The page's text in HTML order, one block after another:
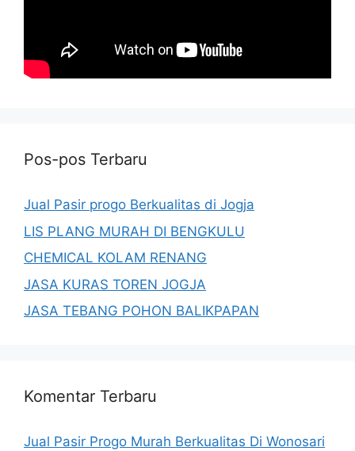
Pos-pos Terbaru
Jual Pasir progo Berkualitas di Jogja
LIS PLANG MURAH DI BENGKULU
CHEMICAL KOLAM RENANG
JASA KURAS TOREN JOGJA
JASA TEBANG POHON BALIKPAPAN
Komentar Terbaru
Jual Pasir Progo Murah Berkualitas Di Wonosari